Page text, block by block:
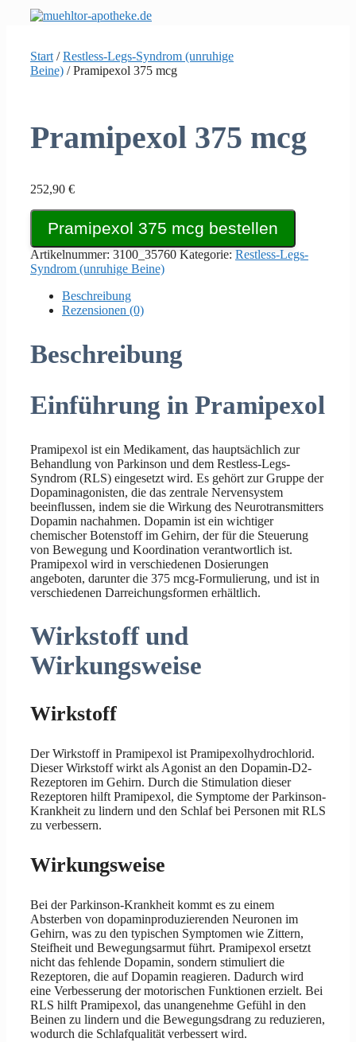
Start /Restless-Legs-Syndrom (unruhige
Beine) / Pramipexol 375 mcg
Pramipexol 375 mcg
252,90 €
Pramipexol 375 mcg bestellen
Artikelnummer: 3100_35760 Kategorie: Restless-Legs-
Syndrom (unruhige Beine)
Beschreibung
Rezensionen (0)
Beschreibung
Einführung in Pramipexol
Pramipexol ist ein Medikament, das hauptsächlich zur
Behandlung von Parkinson und dem Restless-Legs-
Syndrom (RLS) eingesetzt wird. Es gehört zur Gruppe der
Dopaminagonisten, die das zentrale Nervensystem
beeinflussen, indem sie die Wirkung des Neurotransmitters
Dopamin nachahmen. Dopamin ist ein wichtiger
chemischer Botenstoff im Gehirn, der für die Steuerung
von Bewegung und Koordination verantwortlich ist.
Pramipexol wird in verschiedenen Dosierungen
angeboten, darunter die 375 mcg-Formulierung, und ist in
verschiedenen Darreichungsformen erhältlich.
Wirkstoff und
Wirkungsweise
Wirkstoff
Der Wirkstoff in Pramipexol ist Pramipexolhydrochlorid.
Dieser Wirkstoff wirkt als Agonist an den Dopamin-D2-
Rezeptoren im Gehirn. Durch die Stimulation dieser
Rezeptoren hilft Pramipexol, die Symptome der Parkinson-
Krankheit zu lindern und den Schlaf bei Personen mit RLS
zu verbessern.
Wirkungsweise
Bei der Parkinson-Krankheit kommt es zu einem
Absterben von dopaminproduzierenden Neuronen im
Gehirn, was zu den typischen Symptomen wie Zittern,
Steifheit und Bewegungsarmut führt. Pramipexol ersetzt
nicht das fehlende Dopamin, sondern stimuliert die
Rezeptoren, die auf Dopamin reagieren. Dadurch wird
eine Verbesserung der motorischen Funktionen erzielt. Bei
RLS hilft Pramipexol, das unangenehme Gefühl in den
Beinen zu lindern und die Bewegungsdrang zu reduzieren,
wodurch die Schlafqualität verbessert wird.